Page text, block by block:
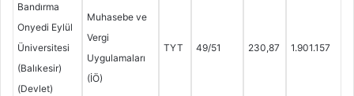
Bandırma
Onyedi Eylül
Üniversitesi
(Balıkesir)
(Devlet)
Muhasebe ve
Vergi
Uygulamaları
(İÖ)
TYT 49/51 230,87 1.901.157